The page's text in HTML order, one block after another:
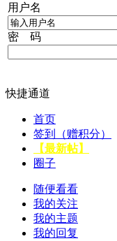
用户名
密 码
快捷通道
首页
签到（赠积分）
【最新帖】
圈子
随便看看
我的关注
我的主题
我的回复